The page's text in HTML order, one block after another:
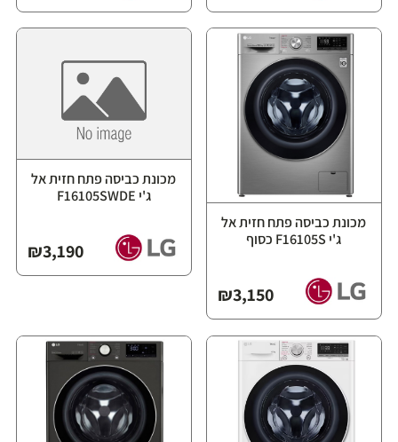
מכונת כביסה פתח חזית אל
ג'י F16105S כסוף
₪3,150
מכונת כביסה פתח חזית אל
ג'י F16105SWDE
₪3,190